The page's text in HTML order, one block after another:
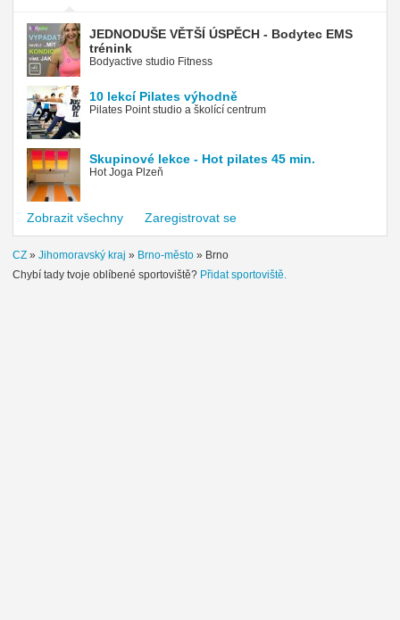
JEDNODUŠE VĚTŠÍ ÚSPĚCH - Bodytec EMS
trénink
Bodyactive studio Fitness
10 lekcí Pilates výhodně
Pilates Point studio a školící centrum
Skupinové lekce - Hot pilates 45 min.
Hot Joga Plzeň
Zobrazit všechny Zaregistrovat se
CZ » Jihomoravský kraj » Brno-město » Brno
Chybí tady tvoje oblíbené sportoviště? Přidat sportoviště.